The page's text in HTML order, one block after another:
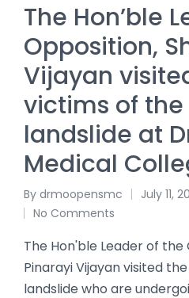
The Hon’ble
Opposition,
Vijayan
victims of
landslide at
Medical
By drmoopensmc July 11,
No Comments
The Hon'ble Leader of the
Pinarayi Vijayan visited
landslide who are